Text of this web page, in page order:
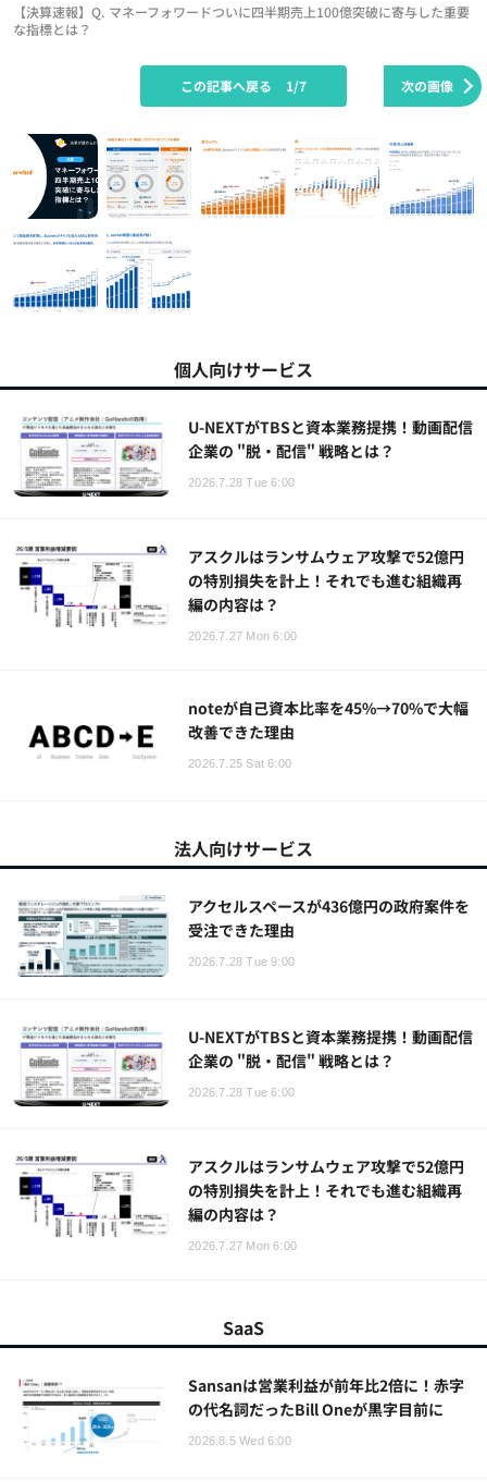
【決算速報】Q. マネーフォワードついに四半期売上100億突破に寄与した重要
な指標とは？
次の画像
この記事へ戻る 1/7
個人向けサービス
U-NEXTがTBSと資本業務提携！動画配信
企業の "脱・配信" 戦略とは？
2026.7.28 Tue 6:00
アスクルはランサムウェア攻撃で52億円
の特別損失を計上！それでも進む組織再
編の内容は？
2026.7.27 Mon 6:00
noteが自己資本比率を45%→70%で大幅
改善できた理由
2026.7.25 Sat 6:00
法人向けサービス
アクセルスペースが436億円の政府案件を
受注できた理由
2026.7.28 Tue 9:00
U-NEXTがTBSと資本業務提携！動画配信
企業の "脱・配信" 戦略とは？
2026.7.28 Tue 6:00
アスクルはランサムウェア攻撃で52億円
の特別損失を計上！それでも進む組織再
編の内容は？
2026.7.27 Mon 6:00
SaaS
Sansanは営業利益が前年比2倍に！赤字
の代名詞だったBill Oneが黒字目前に
2026.8.5 Wed 6:00